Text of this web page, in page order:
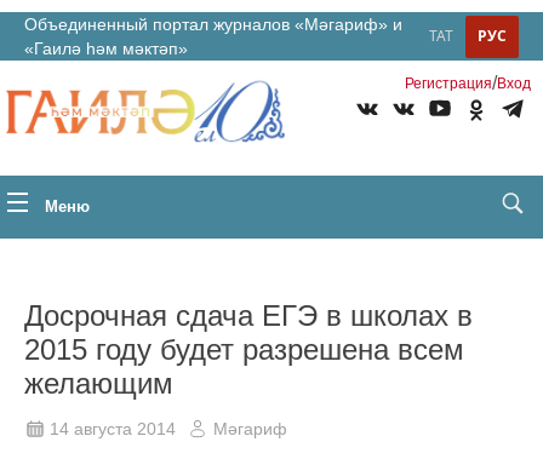
Объединенный портал журналов «Мәгариф» и
«Гаилә һәм мәктәп»
РУС
ТАТ
Регистрация/Вход
Меню
Досрочная сдача ЕГЭ в школах в
2015 году будет разрешена всем
желающим
14 августа 2014 Мәгариф